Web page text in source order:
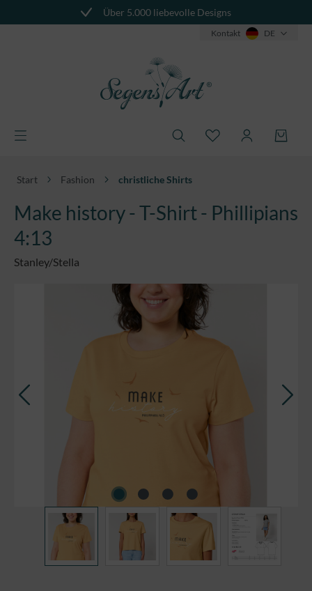
Über 5.000 liebevolle Designs
Kontakt DE
Start Fashion christliche Shirts
Make history - T-Shirt - Phillipians
4:13
Stanley/Stella
Bildergalerie überspringen